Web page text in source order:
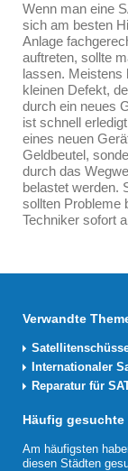
Wenn man eine
sich am besten
Anlage
auftreten, sollte
lassen. Meistens
kleinen Defekt,
durch ein neues
ist schnell
eines neuen
Geldbeutel,
durch das
belastet werden.
sollten Probleme
Techniker sofort
Verwandte
Internationaler
Reparatur für
Häufig gesuchte
Am häufigsten
diesen Städten